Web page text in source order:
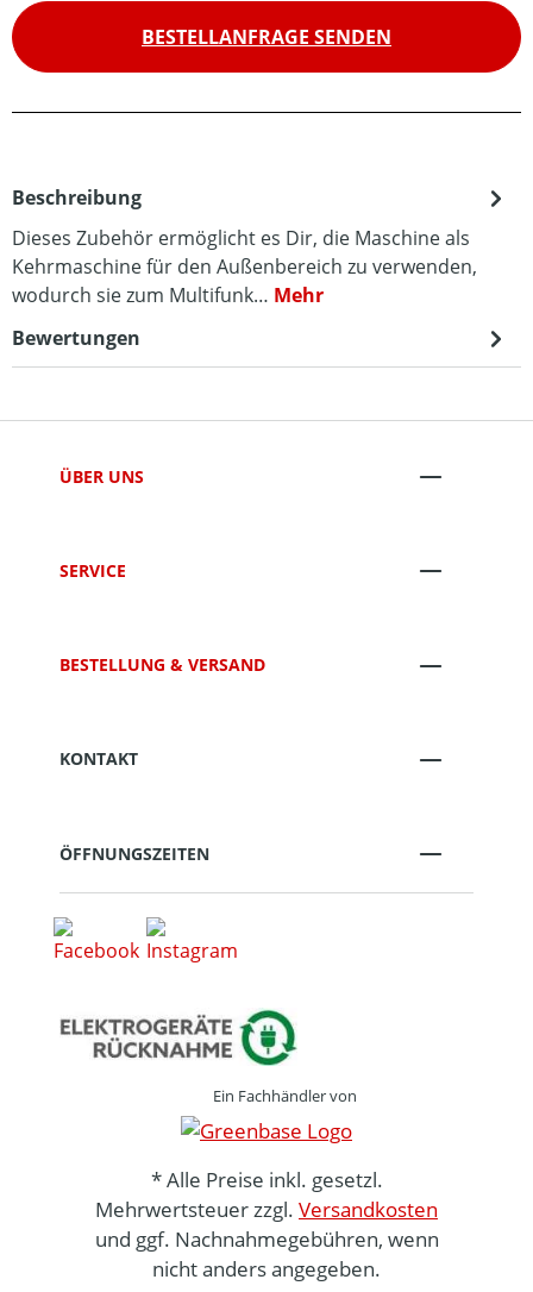
BESTELLANFRAGE SENDEN
Beschreibung
Dieses Zubehör ermöglicht es Dir, die Maschine als
Kehrmaschine für den Außenbereich zu verwenden,
wodurch sie zum Multifunk… Mehr
Bewertungen
ÜBER UNS
SERVICE
BESTELLUNG & VERSAND
KONTAKT
ÖFFNUNGSZEITEN
Ein Fachhändler von
* Alle Preise inkl. gesetzl.
Mehrwertsteuer zzgl. Versandkosten
und ggf. Nachnahmegebühren, wenn
nicht anders angegeben.